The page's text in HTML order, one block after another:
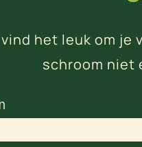
het leuk om je
schroom niet